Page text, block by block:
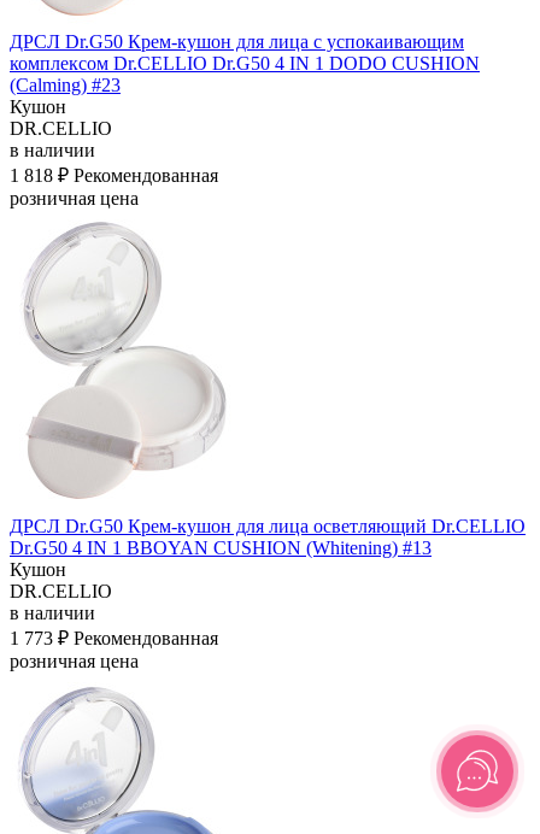
ДРСЛ Dr.G50 Крем-кушон для лица с успокаивающим
комплексом Dr.CELLIO Dr.G50 4 IN 1 DODO CUSHION
(Calming) #23
Кушон
DR.CELLIO
в наличии
1 818 ₽ Рекомендованная
розничная цена
ДРСЛ Dr.G50 Крем-кушон для лица осветляющий Dr.CELLIO
Dr.G50 4 IN 1 BBOYAN CUSHION (Whitening) #13
Кушон
DR.CELLIO
в наличии
1 773 ₽ Рекомендованная
розничная цена